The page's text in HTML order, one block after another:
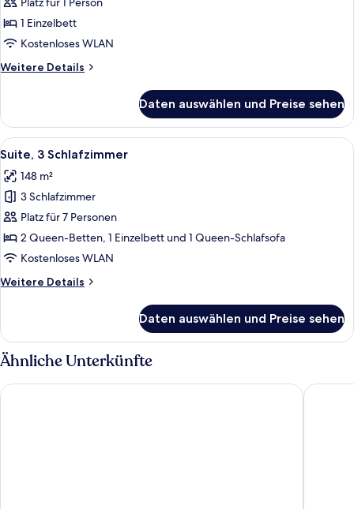
anzeigen
1 Einzelbett
Kostenloses WLAN
Weitere Details
Weitere
Einzelzimmer
Daten auswählen und Preise sehen
Alle
Fotos
für
Suite,
3 Schlafzimmer
anzeigen
Ein Schlafzimmer mit Bett,
4
Suite, 3 Schlafzimmer
148 m²
3 Schlafzimmer
Platz für 7 Personen
2 Queen-Betten, 1 Einzelbett und 1 Queen-Schlafsofa
Kostenloses WLAN
Weitere Details
Weitere
3 Schlafzimmer
Daten auswählen und Preise sehen
Ähnliche Unterkünfte
Premier Inn Stuttgart Zuffenhausen Premier